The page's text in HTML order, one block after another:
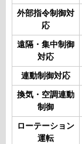
外部指令制御対
応
遠隔・集中制御
対応
連動制御対応
換気・空調連動
制御
ローテーション
運転